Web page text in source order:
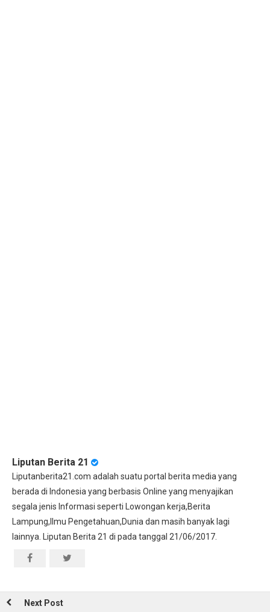
Liputan Berita 21
Liputanberita21.com adalah suatu portal berita media yang
berada di Indonesia yang berbasis Online yang menyajikan
segala jenis Informasi seperti Lowongan kerja,Berita
Lampung,Ilmu Pengetahuan,Dunia dan masih banyak lagi
lainnya. Liputan Berita 21 di pada tanggal 21/06/2017.
Next Post